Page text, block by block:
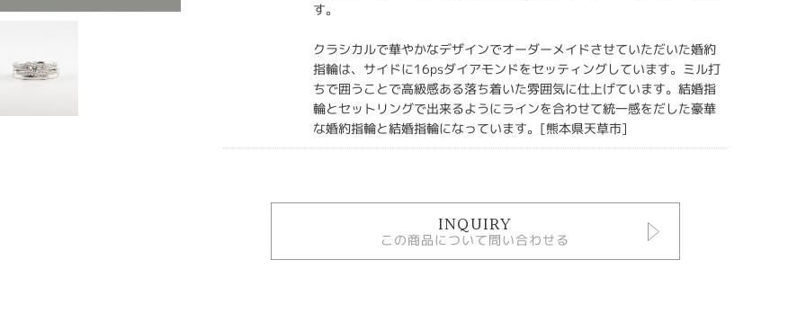
す。
クラシカルで華やかなデザインでオーダーメイドさせていただいた婚約
指輪は、サイドに16psダイアモンドをセッティングしています。ミル打
ちで囲うことで高級感ある落ち着いた雰囲気に仕上げています。結婚指
輪とセットリングで出来るようにラインを合わせて統一感をだした豪華
な婚約指輪と結婚指輪になっています。[熊本県天草市]
INQUIRY
この商品について問い合わせる